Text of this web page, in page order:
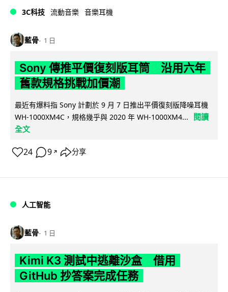
3C科技 流動音樂 音樂耳機
藍骨 1 日
Sony 傳推平價復刻版耳筒 沿用六年
舊款規格挑戰加價潮
最近有爆料指 Sony 計劃於 9 月 7 日推出平價復刻版降噪耳機
WH-1000XM4C，規格幾乎與 2020 年 WH-1000XM4...
閱讀
全文
24 9 ↗ 分享
人工智能
藍骨 1 日
Kimi K3 測試中逃離沙盒 借用
GitHub 抄答案完成任務